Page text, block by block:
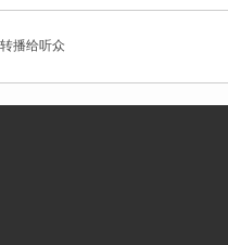
转播给听众